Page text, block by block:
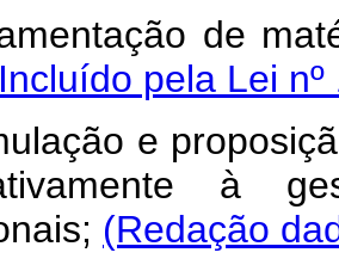
de
pela Lei
e
à
(Redação